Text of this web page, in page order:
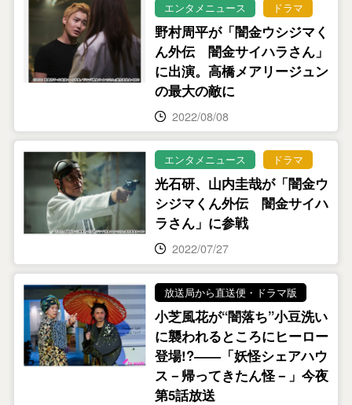
エンタメニュース ドラマ
野村周平が「闇金ウシジマく
ん外伝 闇金サイハラさん」
に出演。高橋メアリージュン
の最大の敵に
2022/08/08
エンタメニュース ドラマ
光石研、山内圭哉が「闇金ウ
シジマくん外伝 闇金サイハ
ラさん」に参戦
2022/07/27
放送局から直送便・ドラマ版
小芝風花が“闇落ち”小豆洗い
に襲われるところにヒーロー
登場!?――「妖怪シェアハウ
ス－帰ってきたん怪－」今夜
第5話放送